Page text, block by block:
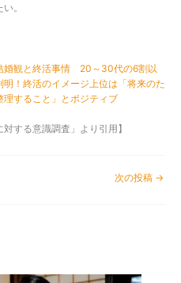
。
婚観と終活事情 20～30代の6割以
明！終活のイメージ上位は「将来のた
すること」とポジティブ
する意識調査」より引用】
次の投稿 →